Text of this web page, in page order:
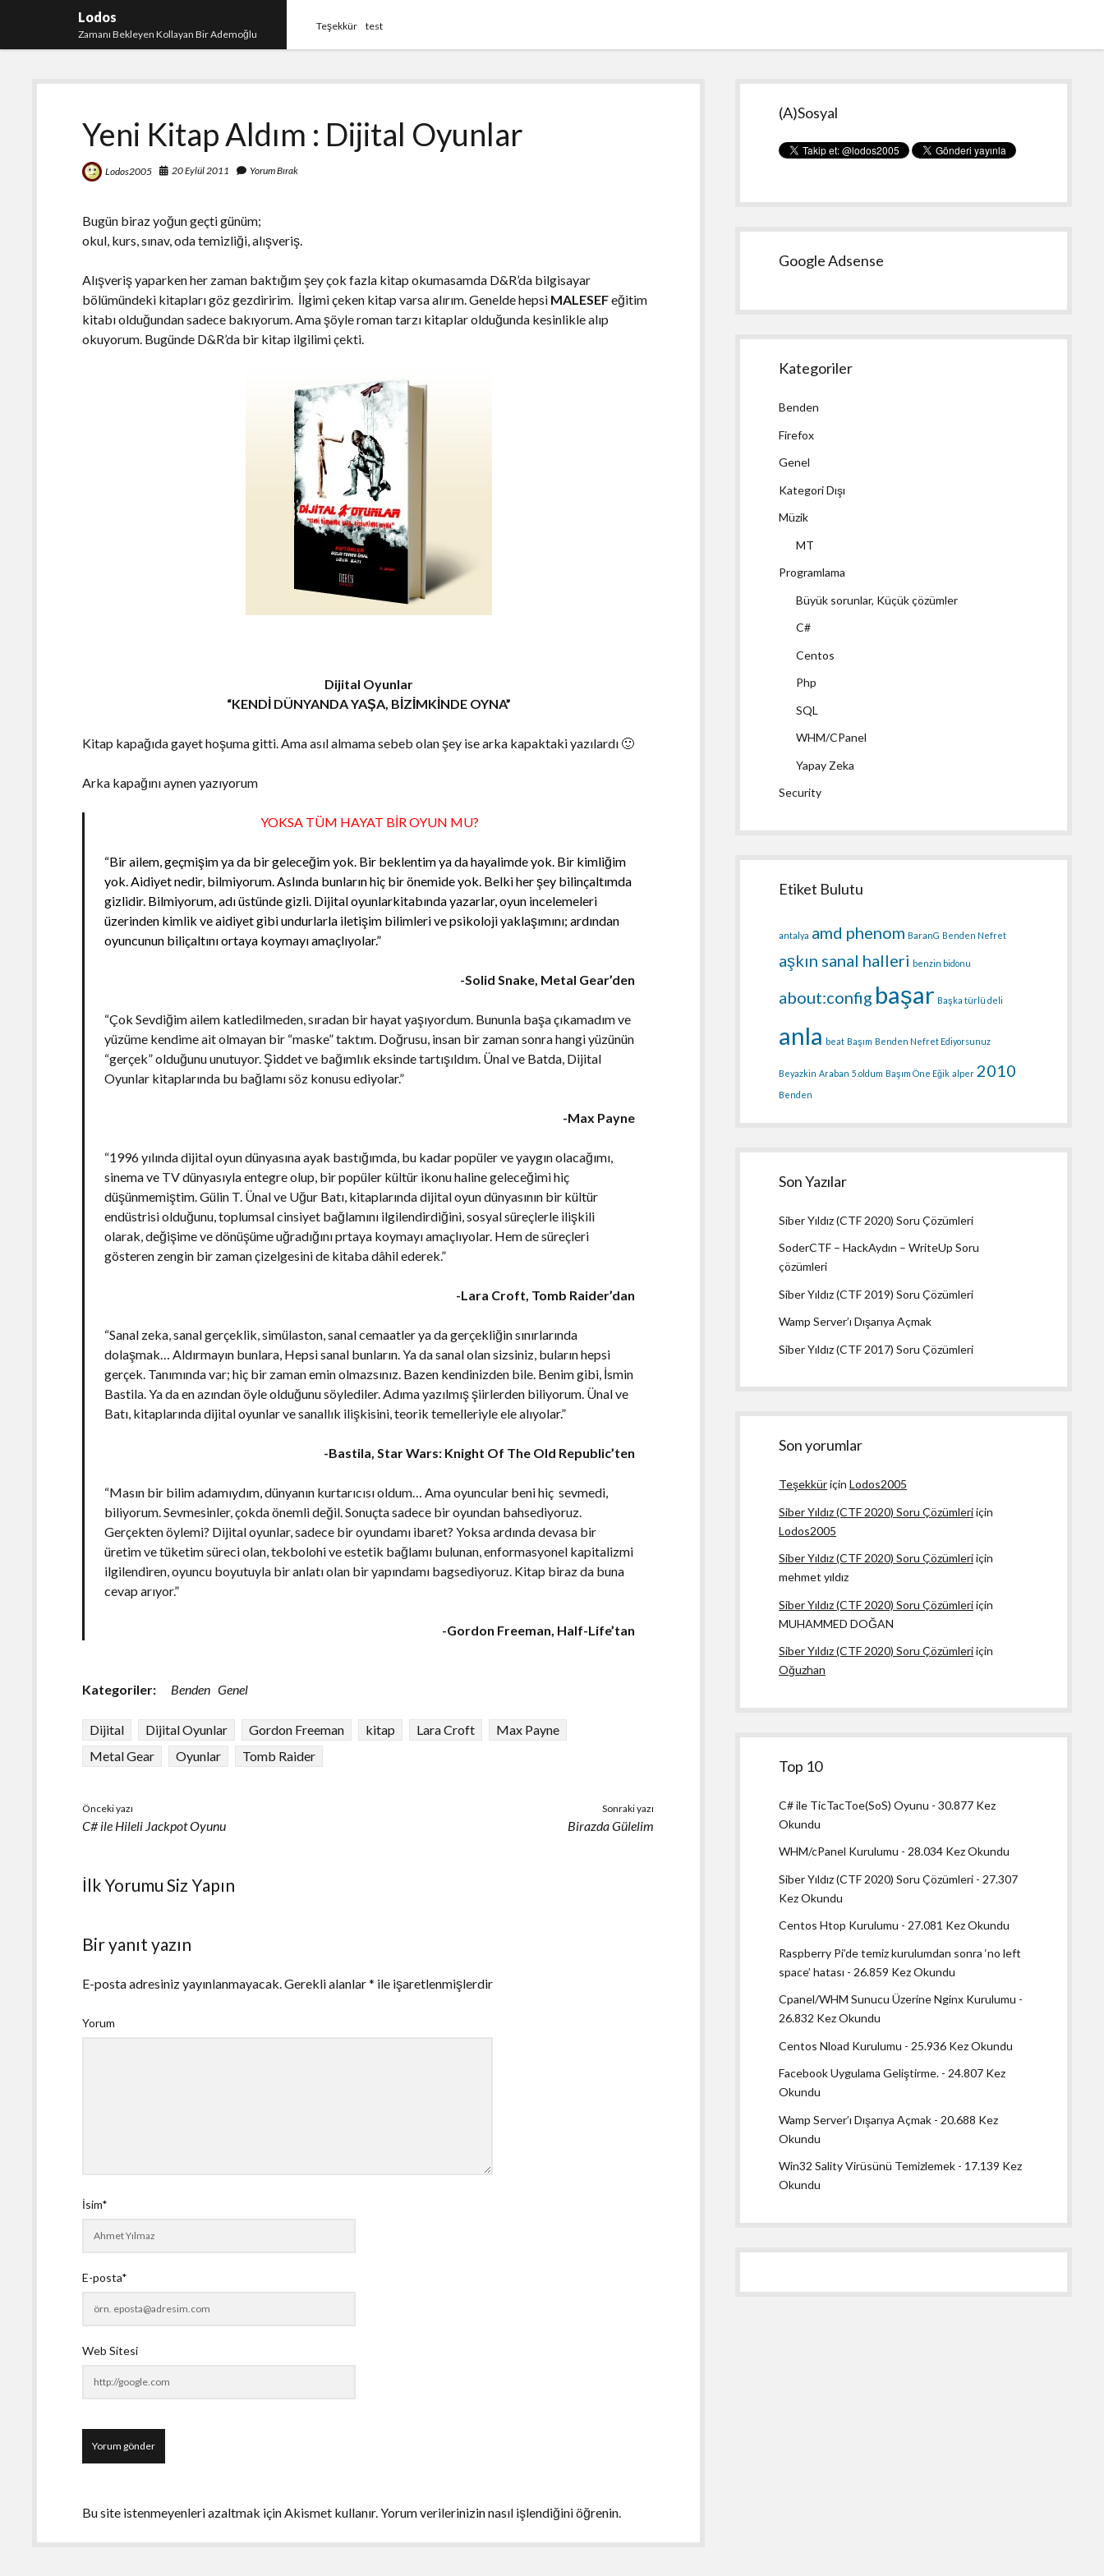
Lodos
Zamanı Bekleyen Kollayan Bir Ademoğlu
Teşekkür test
Yeni Kitap Aldım : Dijital Oyunlar
Lodos2005 20 Eylül 2011 Yorum Bırak
Bugün biraz yoğun geçti günüm;
okul, kurs, sınav, oda temizliği, alışveriş.
Alışveriş yaparken her zaman baktığım şey çok fazla kitap okumasamda D&R’da bilgisayar
bölümündeki kitapları göz gezdiririm. İlgimi çeken kitap varsa alırım. Genelde hepsi MALESEFeğitim
kitabı olduğundan sadece bakıyorum. Ama şöyle roman tarzı kitaplar olduğunda kesinlikle alıp
okuyorum. Bugünde D&R’da bir kitap ilgilimi çekti.
Dijital Oyunlar
“KENDİ DÜNYANDA YAŞA, BİZİMKİNDE OYNA”
Kitap kapağıda gayet hoşuma gitti. Ama asıl almama sebeb olan şey ise arka kapaktaki yazılardı 🙂
Arka kapağını aynen yazıyorum
YOKSA TÜM HAYAT BİR OYUN MU?
“Bir ailem, geçmişim ya da bir geleceğim yok. Bir beklentim ya da hayalimde yok. Bir kimliğim
yok. Aidiyet nedir, bilmiyorum. Aslında bunların hiç bir önemide yok. Belki her şey bilinçaltımda
gizlidir. Bilmiyorum, adı üstünde gizli. Dijital oyunlarkitabında yazarlar, oyun incelemeleri
üzerinden kimlik ve aidiyet gibi undurlarla iletişim bilimleri ve psikoloji yaklaşımını; ardından
oyuncunun biliçaltını ortaya koymayı amaçlıyolar.”
-Solid Snake, Metal Gear’den
“Çok Sevdiğim ailem katledilmeden, sıradan bir hayat yaşıyordum. Bununla başa çıkamadım ve
yüzüme kendime ait olmayan bir “maske” taktım. Doğrusu, insan bir zaman sonra hangi yüzünün
“gerçek” olduğunu unutuyor. Şiddet ve bağımlık eksinde tartışıldım. Ünal ve Batda, Dijital
Oyunlar kitaplarında bu bağlamı söz konusu ediyolar.”
-Max Payne
“1996 yılında dijital oyun dünyasına ayak bastığımda, bu kadar popüler ve yaygın olacağımı,
sinema ve TV dünyasıyla entegre olup, bir popüler kültür ikonu haline geleceğimi hiç
düşünmemiştim. Gülin T. Ünal ve Uğur Batı, kitaplarında dijital oyun dünyasının bir kültür
endüstrisi olduğunu, toplumsal cinsiyet bağlamını ilgilendirdiğini, sosyal süreçlerle ilişkili
olarak, değişime ve dönüşüme uğradığını prtaya koymayı amaçlıyolar. Hem de süreçleri
gösteren zengin bir zaman çizelgesini de kitaba dâhil ederek.”
-Lara Croft, Tomb Raider’dan
“Sanal zeka, sanal gerçeklik, simülaston, sanal cemaatler ya da gerçekliğin sınırlarında
dolaşmak… Aldırmayın bunlara, Hepsi sanal bunların. Ya da sanal olan sizsiniz, buların hepsi
gerçek. Tanımında var; hiç bir zaman emin olmazsınız. Bazen kendinizden bile. Benim gibi, İsmin
Bastila. Ya da en azından öyle olduğunu söylediler. Adıma yazılmış şiirlerden biliyorum. Ünal ve
Batı, kitaplarında dijital oyunlar ve sanallık ilişkisini, teorik temelleriyle ele alıyolar.”
-Bastila, Star Wars: Knight Of The Old Republic’ten
“Masın bir bilim adamıydım, dünyanın kurtarıcısı oldum… Ama oyuncular beni hiç sevmedi,
biliyorum. Sevmesinler, çokda önemli değil. Sonuçta sadece bir oyundan bahsediyoruz.
Gerçekten öylemi? Dijital oyunlar, sadece bir oyundamı ibaret? Yoksa ardında devasa bir
üretim ve tüketim süreci olan, tekbolohi ve estetik bağlamı bulunan, enformasyonel kapitalizmi
ilgilendiren, oyuncu boyutuyla bir anlatı olan bir yapındamı bagsediyoruz. Kitap biraz da buna
cevap arıyor.”
-Gordon Freeman, Half-Life’tan
Kategoriler: Benden Genel
Dijital Dijital Oyunlar Gordon Freeman kitap Lara Croft
Max Payne
Metal Gear
Oyunlar Tomb Raider
Önceki yazı
C# ile Hileli Jackpot Oyunu
Sonraki yazı
Birazda Gülelim
İlk Yorumu Siz Yapın
Bir yanıt yazın
E-posta adresiniz yayınlanmayacak.Gerekli alanlar* ile işaretlenmişlerdir
Yorum
İsim*
E-posta*
Web Sitesi
Bu site istenmeyenleri azaltmak için Akismet kullanır.Yorum verilerinizin nasıl işlendiğini öğrenin.
Yan
Menü
(A)Sosyal
Google Adsense
Kategoriler
Benden
Firefox
Genel
Kategori Dışı
Müzik
MT
Programlama
Büyük sorunlar, Küçük çözümler
C#
Centos
Php
SQL
WHM/CPanel
Yapay Zeka
Security
Etiket Bulutu
antalya amd phenom BaranG Benden Nefret
aşkın sanal halleri benzin bidonu
about:config başar Başka türlü deli
anla beat Başım Benden Nefret Ediyorsunuz
Beyazkin Araban 5.oldum Başım Öne Eğik alper 2010
Benden
Son Yazılar
Siber Yıldız (CTF 2020) Soru Çözümleri
SoderCTF – HackAydın – WriteUp Soru
çözümleri
Siber Yıldız (CTF 2019) Soru Çözümleri
Wamp Server’ı Dışarıya Açmak
Siber Yıldız (CTF 2017) Soru Çözümleri
Son yorumlar
TeşekküriçinLodos2005
Siber Yıldız (CTF 2020) Soru Çözümleriiçin
Lodos2005
Siber Yıldız (CTF 2020) Soru Çözümleriiçin
mehmet yıldız
Siber Yıldız (CTF 2020) Soru Çözümleriiçin
MUHAMMED DOĞAN
Siber Yıldız (CTF 2020) Soru Çözümleriiçin
Oğuzhan
Top 10
C# ile TicTacToe(SoS) Oyunu - 30.877 Kez
Okundu
WHM/cPanel Kurulumu - 28.034 Kez Okundu
Siber Yıldız (CTF 2020) Soru Çözümleri - 27.307
Kez Okundu
Centos Htop Kurulumu - 27.081 Kez Okundu
Raspberry Pi’de temiz kurulumdan sonra ‘no left
space’ hatası - 26.859 Kez Okundu
Cpanel/WHM Sunucu Üzerine Nginx Kurulumu -
26.832 Kez Okundu
Centos Nload Kurulumu - 25.936 Kez Okundu
Facebook Uygulama Geliştirme. - 24.807 Kez
Okundu
Wamp Server’ı Dışarıya Açmak - 20.688 Kez
Okundu
Win32 Sality Virüsünü Temizlemek - 17.139 Kez
Okundu